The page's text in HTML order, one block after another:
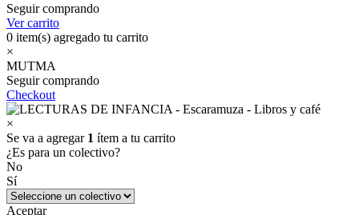
Seguir comprando
Ver carrito
0 item(s) agregado tu carrito
×
MUTMA
Seguir comprando
Checkout
×
Se va a agregar 1 ítem a tu carrito
¿Es para un colectivo?
No
Sí
Aceptar